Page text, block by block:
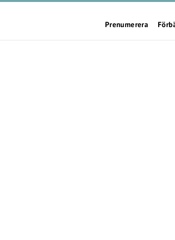
Prenumerera